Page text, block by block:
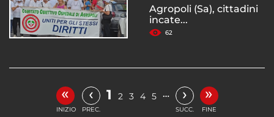
Agropoli (Sa), cittadini
incate...
62
«
INIZIO
‹
PREC.
1 2 3 4 5 … ›
SUCC.
»
FINE